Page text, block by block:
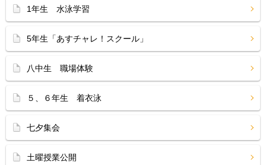
1年生 水泳学習
5年生「あすチャレ！スクール」
八中生 職場体験
５、６年生 着衣泳
七夕集会
土曜授業公開